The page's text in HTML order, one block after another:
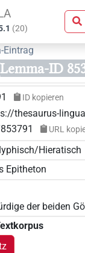
(20)
Eintrag
ID
ID kopieren
thesaurus-
URL
Hieratisch
Epitheton
der beiden